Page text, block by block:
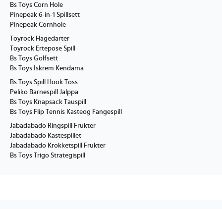
Bs Toys Corn Hole
Pinepeak 6-in-1 Spillsett
Pinepeak Cornhole
Toyrock Hagedarter
Toyrock Ertepose Spill
Bs Toys Golfsett
Bs Toys Iskrem Kendama
Bs Toys Spill Hook Toss
Peliko Barnespill Jalppa
Bs Toys Knapsack Tauspill
Bs Toys Flip Tennis Kasteog Fangespill
Jabadabado Ringspill Frukter
Jabadabado Kastespillet
Jabadabado Krokketspill Frukter
Bs Toys Trigo Strategispill